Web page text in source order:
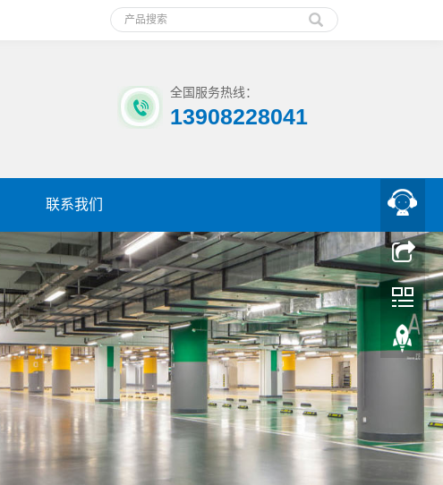
全国服务热线：
13908228041
联系我们